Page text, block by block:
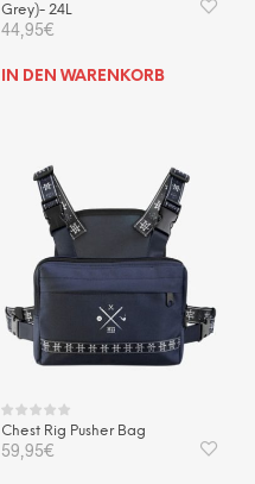
Grey)- 24L
44,95€
IN DEN WARENKORB
Chest Rig Pusher Bag
59,95€